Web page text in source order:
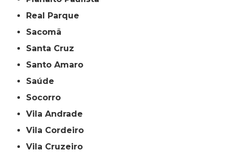
Real Parque
Sacomã
Santa Cruz
Santo Amaro
Saúde
Socorro
Vila Andrade
Vila Cordeiro
Vila Cruzeiro